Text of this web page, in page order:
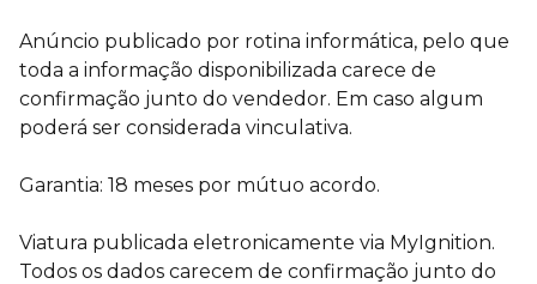
Anúncio publicado por rotina informática, pelo que
toda a informação disponibilizada carece de
confirmação junto do vendedor. Em caso algum
poderá ser considerada vinculativa.
Garantia: 18 meses por mútuo acordo.
Viatura publicada eletronicamente via MyIgnition.
Todos os dados carecem de confirmação junto do